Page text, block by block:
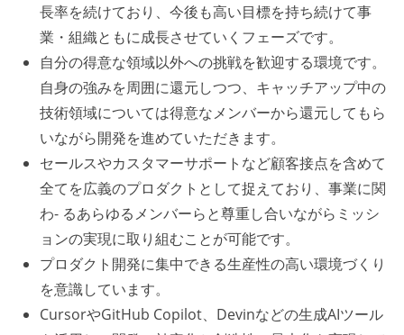
長率を続けており、今後も高い目標を持ち続けて事
業・組織ともに成長させていくフェーズです。
自分の得意な領域以外への挑戦を歓迎する環境です。
自身の強みを周囲に還元しつつ、キャッチアップ中の
技術領域については得意なメンバーから還元してもら
いながら開発を進めていただきます。
セールスやカスタマーサポートなど顧客接点を含めて
全てを広義のプロダクトとして捉えており、事業に関
わ- るあらゆるメンバーらと尊重し合いながらミッシ
ョンの実現に取り組むことが可能です。
プロダクト開発に集中できる生産性の高い環境づくり
を意識しています。
CursorやGitHub Copilot、Devinなどの生成AIツール